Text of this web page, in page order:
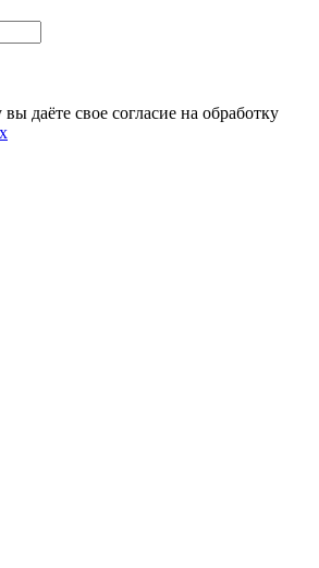
даёте свое согласие на обработку